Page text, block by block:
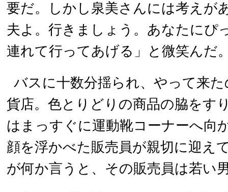
要だ。しかし泉美さんには考えが
夫よ。行きましょう。あなたにぴ
連れて行ってあげる」と微笑んだ
バスに十数分揺られ、やって来
貨店。色とりどりの商品の脇をす
はまっすぐに運動靴コーナーへ向
顔を浮かべた販売員が親切に迎え
が何か言うと、その販売員は若い